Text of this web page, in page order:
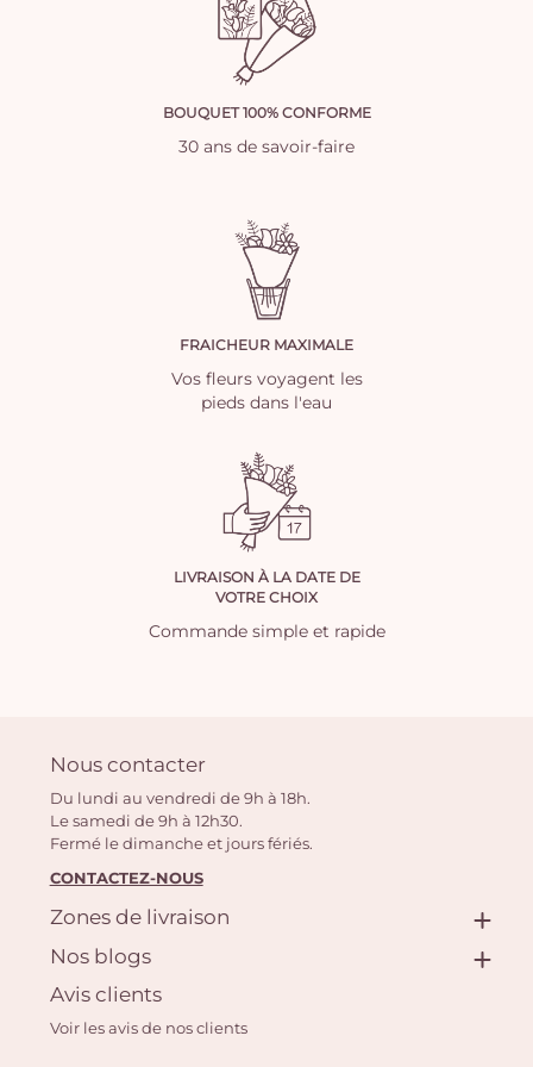
BOUQUET 100% CONFORME
30 ans de savoir-faire
FRAICHEUR MAXIMALE
Vos fleurs voyagent les
pieds dans l'eau
LIVRAISON À LA DATE DE
VOTRE CHOIX
Commande simple et rapide
Nous contacter
Du lundi au vendredi de 9h à 18h.
Le samedi de 9h à 12h30.
Fermé le dimanche et jours fériés.
CONTACTEZ-NOUS
Zones de livraison
Nos blogs
Avis clients
Voir les avis de nos clients